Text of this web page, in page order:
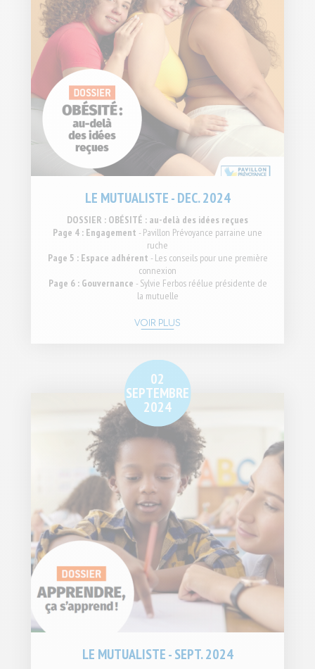
LE MUTUALISTE - DEC. 2024
DOSSIER : OBÉSITÉ : au-delà des idées reçues
Page 4 : Engagement - Pavillon Prévoyance parraine une
ruche
Page 5 : Espace adhérent - Les conseils pour une première
connexion
Page 6 : Gouvernance - Sylvie Ferbos réélue présidente de
la mutuelle
VOIR PLUS
02
SEPTEMBRE
2024
LE MUTUALISTE - SEPT. 2024